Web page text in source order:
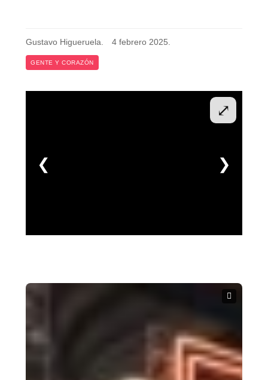
Gustavo Higueruela 4 febrero 2025
GENTE Y CORAZÓN
❮ ❯
⤢